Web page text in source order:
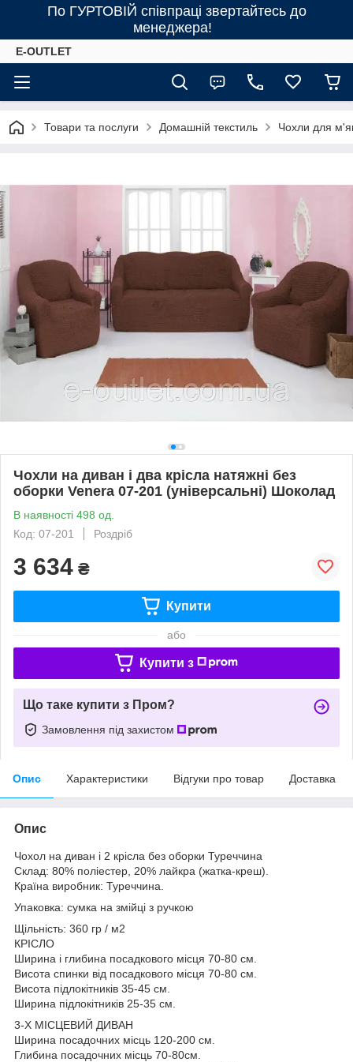
По ГУРТОВІЙ співпраці звертайтесь до
менеджера!
E-OUTLET
Товари та послуги Домашній текстиль Чохли для
Чохли на диван і два крісла натяжні без
оборки Venera 07-201 (універсальні) Шоколад
В наявності 498 од.
Код: 07-201
Роздріб
3 634 ₴
Купити
або
Купити з
Що таке купити з Пром?
Замовлення під захистом
Опис Характеристики Відгуки про товар Доставка
Опис
Чохол на диван і 2 крісла без оборки Туреччина
Склад: 80% поліестер, 20% лайкра (жатка-креш).
Країна виробник: Туреччина.
Упаковка: сумка на змійці з ручкою
Щільність: 360 гр / м2
КРІСЛО
Ширина і глибина посадкового місця 70-80 см.
Висота спинки від посадкового місця 70-80 см.
Висота підлокітників 35-45 см.
Ширина підлокітників 25-35 см.
3-Х МІСЦЕВИЙ ДИВАН
Ширина посадочних місць 120-200 см.
Глибина посадочних місць 70-80см.